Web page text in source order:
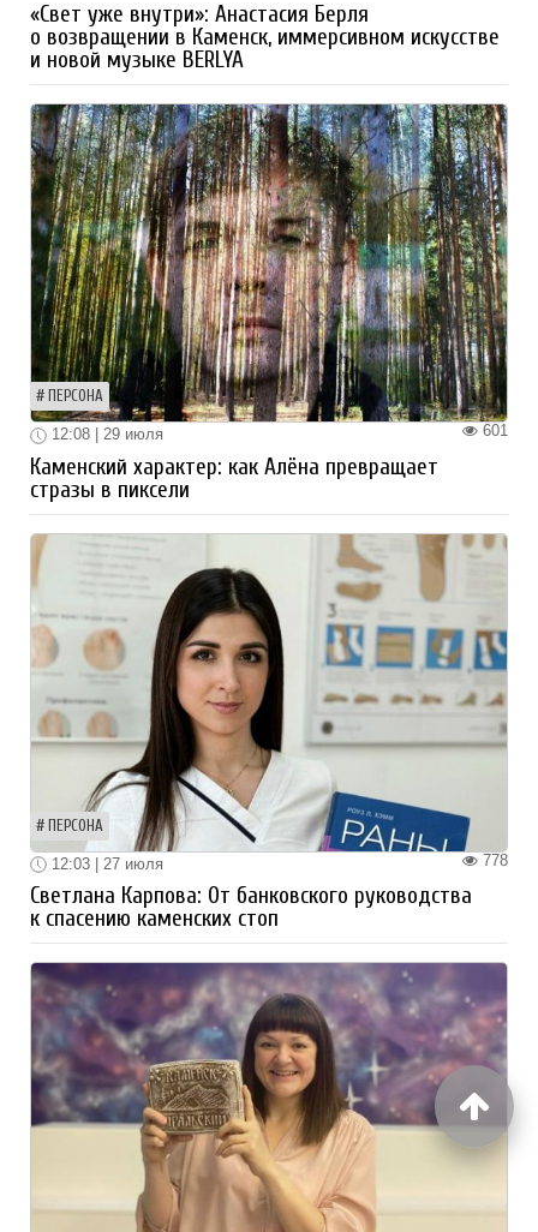
«Свет уже внутри»: Анастасия Берля
о возвращении в Каменск, иммерсивном искусстве
и новой музыке BERLYA
ПЕРСОНА
601
12:08 | 29 июля
Каменский характер: как Алёна превращает
стразы в пиксели
ПЕРСОНА
778
12:03 | 27 июля
Светлана Карпова: От банковского руководства
к спасению каменских стоп